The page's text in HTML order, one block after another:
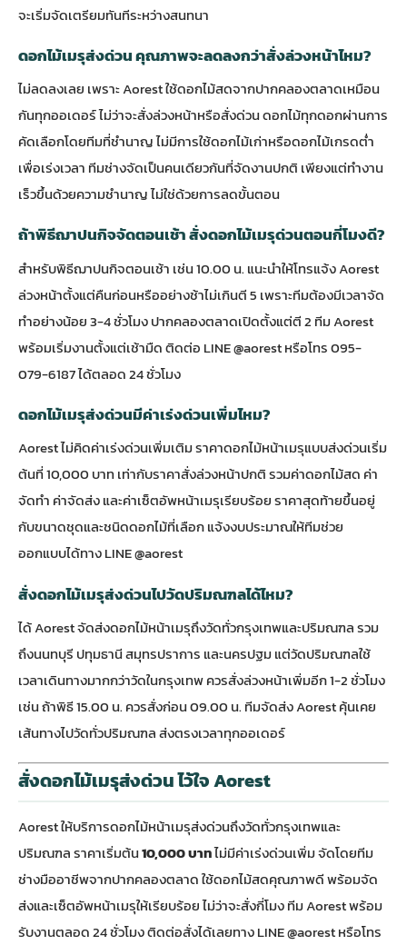
จะเริ่มจัดเตรียมทันทีระหว่างสนทนา
ดอกไม้เมรุส่งด่วน คุณภาพจะลดลงกว่าสั่งล่วงหน้าไหม?
ไม่ลดลงเลย เพราะ Aorest ใช้ดอกไม้สดจากปากคลองตลาดเหมือน
กันทุกออเดอร์ ไม่ว่าจะสั่งล่วงหน้าหรือสั่งด่วน ดอกไม้ทุกดอกผ่านการ
คัดเลือกโดยทีมที่ชำนาญ ไม่มีการใช้ดอกไม้เก่าหรือดอกไม้เกรดต่ำ
เพื่อเร่งเวลา ทีมช่างจัดเป็นคนเดียวกันที่จัดงานปกติ เพียงแต่ทำงาน
เร็วขึ้นด้วยความชำนาญ ไม่ใช่ด้วยการลดขั้นตอน
ถ้าพิธีฌาปนกิจจัดตอนเช้า สั่งดอกไม้เมรุด่วนตอนกี่โมงดี?
สำหรับพิธีฌาปนกิจตอนเช้า เช่น 10.00 น. แนะนำให้โทรแจ้ง Aorest
ล่วงหน้าตั้งแต่คืนก่อนหรืออย่างช้าไม่เกินตี 5 เพราะทีมต้องมีเวลาจัด
ทำอย่างน้อย 3-4 ชั่วโมง ปากคลองตลาดเปิดตั้งแต่ตี 2 ทีม Aorest
พร้อมเริ่มงานตั้งแต่เช้ามืด ติดต่อ LINE @aorest หรือโทร 095-
079-6187 ได้ตลอด 24 ชั่วโมง
ดอกไม้เมรุส่งด่วนมีค่าเร่งด่วนเพิ่มไหม?
Aorest ไม่คิดค่าเร่งด่วนเพิ่มเติม ราคาดอกไม้หน้าเมรุแบบส่งด่วนเริ่ม
ต้นที่ 10,000 บาท เท่ากับราคาสั่งล่วงหน้าปกติ รวมค่าดอกไม้สด ค่า
จัดทำ ค่าจัดส่ง และค่าเซ็ตอัพหน้าเมรุเรียบร้อย ราคาสุดท้ายขึ้นอยู่
กับขนาดชุดและชนิดดอกไม้ที่เลือก แจ้งงบประมาณให้ทีมช่วย
ออกแบบได้ทาง LINE @aorest
สั่งดอกไม้เมรุส่งด่วนไปวัดปริมณฑลได้ไหม?
ได้ Aorest จัดส่งดอกไม้หน้าเมรุถึงวัดทั่วกรุงเทพและปริมณฑล รวม
ถึงนนทบุรี ปทุมธานี สมุทรปราการ และนครปฐม แต่วัดปริมณฑลใช้
เวลาเดินทางมากกว่าวัดในกรุงเทพ ควรสั่งล่วงหน้าเพิ่มอีก 1-2 ชั่วโมง
เช่น ถ้าพิธี 15.00 น. ควรสั่งก่อน 09.00 น. ทีมจัดส่ง Aorest คุ้นเคย
เส้นทางไปวัดทั่วปริมณฑล ส่งตรงเวลาทุกออเดอร์
สั่งดอกไม้เมรุส่งด่วน ไว้ใจ Aorest
Aorest ให้บริการดอกไม้หน้าเมรุส่งด่วนถึงวัดทั่วกรุงเทพและ
ปริมณฑล ราคาเริ่มต้น10,000 บาทไม่มีค่าเร่งด่วนเพิ่ม จัดโดยทีม
ช่างมืออาชีพจากปากคลองตลาด ใช้ดอกไม้สดคุณภาพดี พร้อมจัด
ส่งและเซ็ตอัพหน้าเมรุให้เรียบร้อย ไม่ว่าจะสั่งกี่โมง ทีม Aorest พร้อม
รับงานตลอด 24 ชั่วโมง ติดต่อสั่งได้เลยทาง LINE@aorestหรือโทร